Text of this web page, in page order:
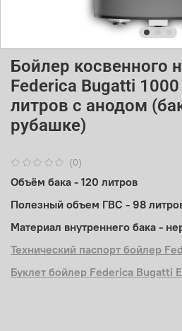
(0)
Бойлер косвенного
Federica Bugatti
литров с анодом
рубашке)
Объём бака - 120 литров
Полезный объем ГВС - 98
Материал внутреннего бака -
Технический паспорт бойлер
Буклет бойлер Federica Bugatti